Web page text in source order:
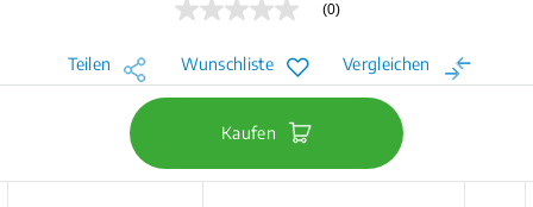
Kein
Link
auf
derselben
(0)
Teilen Wunschliste Vergleichen
Kaufen